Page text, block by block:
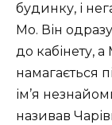
будинку, і
Мо. Він
до кабінету, а
намагається
ім’я
називав